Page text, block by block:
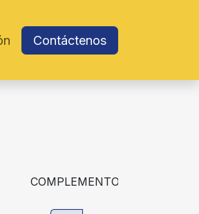
Contáctenos
COMPLEMENTOS PARA